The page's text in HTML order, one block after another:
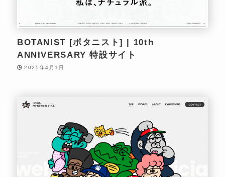
BOTANIST [ボタニスト] | 10th
ANNIVERSARY 特設サイト
2025年4月1日